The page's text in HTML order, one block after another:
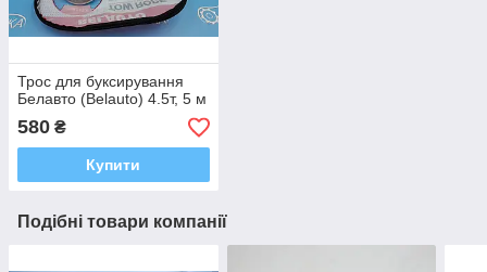
Трос для буксирування
Белавто (Belauto) 4.5т, 5 м
580 ₴
Купити
Подібні товари компанії